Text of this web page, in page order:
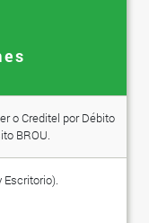
o Creditel por Débito
BROU.